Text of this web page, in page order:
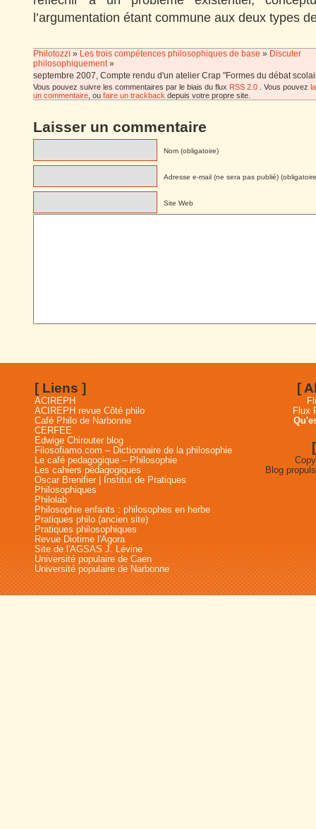
l’argumentation étant commune aux deux types
Philotozzi » Les trois compétences philosophiques de base » Discuter
philosophiquement »
septembre 2007, Compte rendu d'un atelier Crap "Formes du débat
Vous pouvez suivre les commentaires par le biais du flux RSS 2.0 . Vous pouvez
un commentaire , ou faire un trackback depuis votre propre site.
Laisser un commentaire
Nom (obligatoire)
Adresse e-mail (ne sera pas publié)
Site Web
[ Liens ]
ACIREPH
ACIREPH revue Côté philo
Café Philo de Narbonne
CERFEE
Edwige Chirouter blog
Filosofiamo.com – Dictionnaire de la philosophie
Le café pedagogique – Philosophie
Les cahiers pédagogiques
Oscar Brenifier | Institut de Pratiques
Philosophiques
Philolab
Philosophie enfants : philosophes en herbe
Pratiques philo (ancien site)
Pratiques philosophiques
Revue Diotime l'Agora
Site de l'AGSAS J. Lévine
Université populaire de Caen
Université populaire de Narbonne
[
Flux
Blog